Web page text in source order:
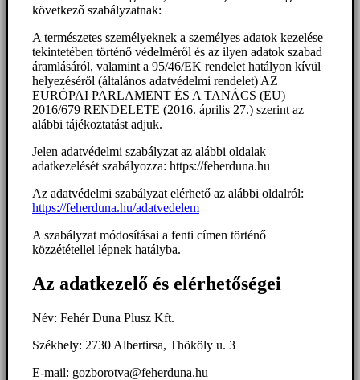
következő szabályzatnak:
A természetes személyeknek a személyes adatok kezelése
tekintetében történő védelméről és az ilyen adatok szabad
áramlásáról, valamint a 95/46/EK rendelet hatályon kívül
helyezéséről (általános adatvédelmi rendelet) AZ
EURÓPAI PARLAMENT ÉS A TANÁCS (EU)
2016/679 RENDELETE (2016. április 27.) szerint az
alábbi tájékoztatást adjuk.
Jelen adatvédelmi szabályzat az alábbi oldalak
adatkezelését szabályozza: https://feherduna.hu
Az adatvédelmi szabályzat elérhető az alábbi oldalról:
https://feherduna.hu/adatvedelem
A szabályzat módosításai a fenti címen történő
közzététellel lépnek hatályba.
Az adatkezelő és elérhetőségei
Név: Fehér Duna Plusz Kft.
Székhely: 2730 Albertirsa, Thököly u. 3
E-mail: gozborotva@feherduna.hu